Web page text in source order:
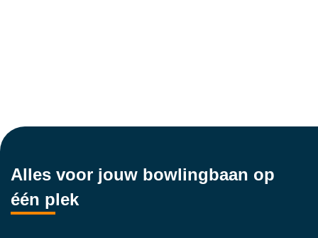
Alles voor jouw bowlingbaan op
één plek